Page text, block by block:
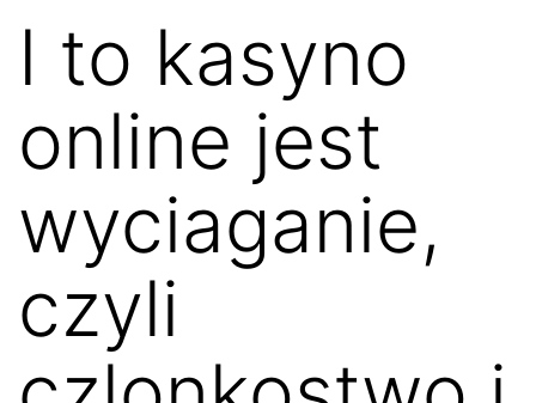
I to kasyno
online jest
wyciaganie,
czyli